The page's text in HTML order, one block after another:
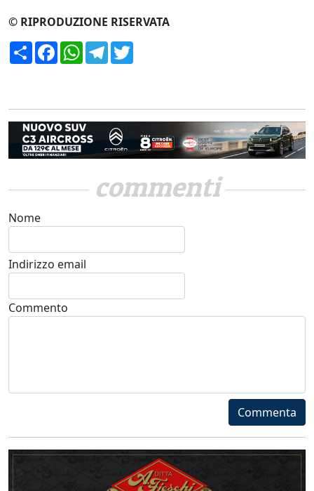
© RIPRODUZIONE RISERVATA
CondividiFacebookWhatsApp
Telegram
commenti
Nome
Indirizzo email
Commento
Commenta